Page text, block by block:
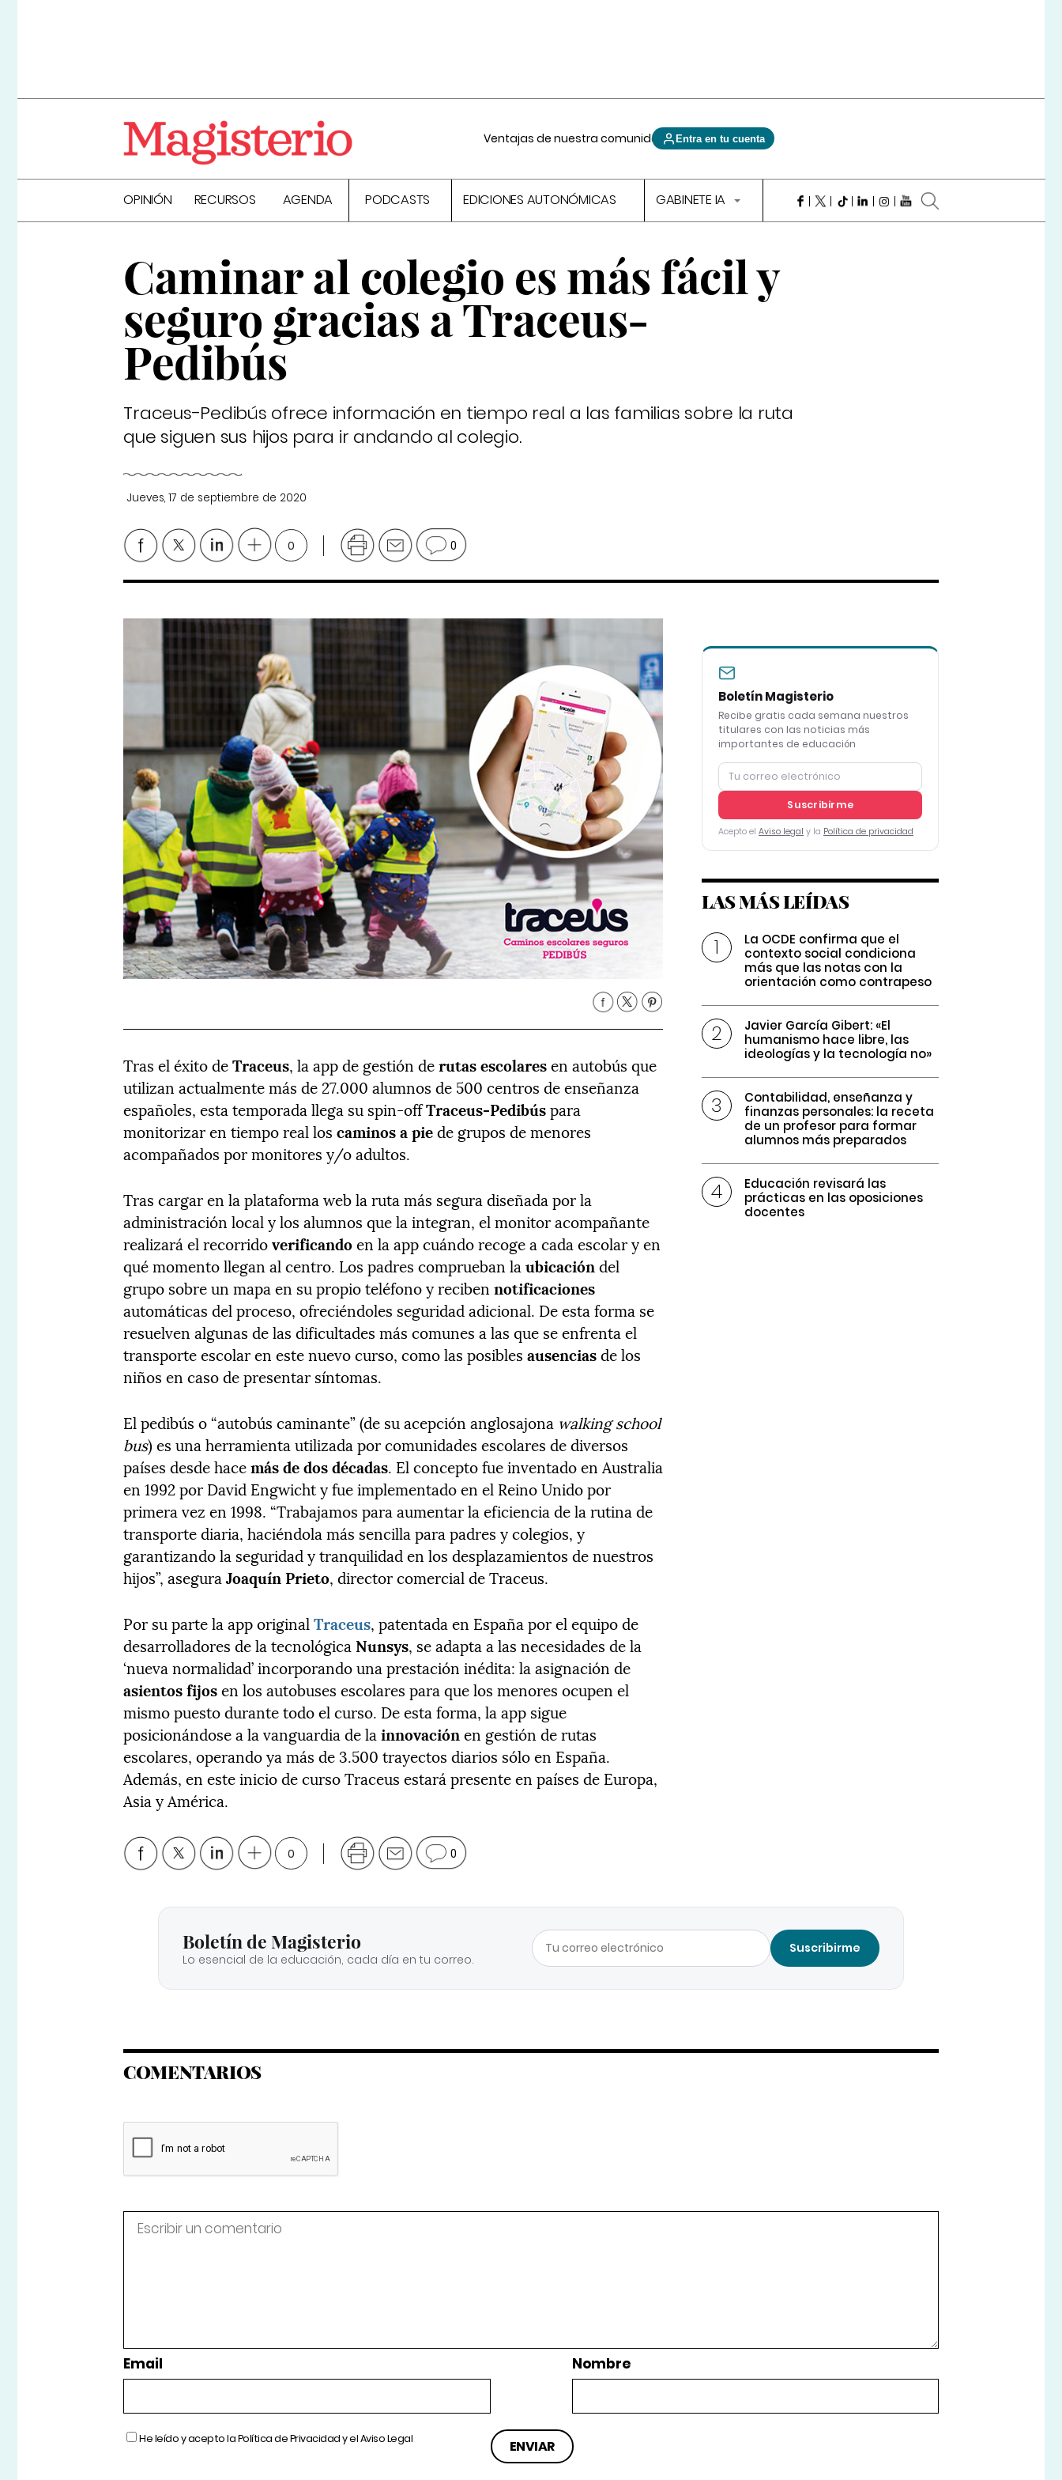
Ventajas de nuestra comunidad Entra en tu cuenta
OPINIÓN RECURSOS AGENDA PODCASTS EDICIONES AUTONÓMICAS GABINETE IA
Caminar al colegio es más fácil y
seguro gracias a Traceus-
Pedibús
Traceus-Pedibús ofrece información en tiempo real a las familias sobre la ruta
que siguen sus hijos para ir andando al colegio.
Jueves, 17 de septiembre de 2020
0 0
Tras el éxito deTraceus, la app de gestión derutas escolaresen autobús que
utilizan actualmente más de 27.000 alumnos de 500 centros de enseñanza
españoles, esta temporada llega su spin-offTraceus-Pedibúspara
monitorizar en tiempo real loscaminos a piede grupos de menores
acompañados por monitores y/o adultos.
Tras cargar en la plataforma web la ruta más segura diseñada por la
administración local y los alumnos que la integran, el monitor acompañante
realizará el recorridoverificandoen la app cuándo recoge a cada escolar y en
qué momento llegan al centro. Los padres comprueban laubicacióndel
grupo sobre un mapa en su propio teléfono y recibennotificaciones
automáticas del proceso, ofreciéndoles seguridad adicional. De esta forma se
resuelven algunas de las dificultades más comunes a las que se enfrenta el
transporte escolar en este nuevo curso, como las posiblesausenciasde los
niños en caso de presentar síntomas.
El pedibús o “autobús caminante” (de su acepción anglosajona walking school
bus) es una herramienta utilizada por comunidades escolares de diversos
países desde hacemás de dos décadas. El concepto fue inventado en Australia
en 1992 por David Engwicht y fue implementado en el Reino Unido por
primera vez en 1998. “Trabajamos para aumentar la eficiencia de la rutina de
transporte diaria, haciéndola más sencilla para padres y colegios, y
garantizando la seguridad y tranquilidad en los desplazamientos de nuestros
hijos”, aseguraJoaquín Prieto, director comercial de Traceus.
Por su parte la app originalTraceus, patentada en España por el equipo de
desarrolladores de la tecnológica Nunsys, se adapta a las necesidades de la
‘nueva normalidad’ incorporando una prestación inédita: la asignación de
asientos fijosen los autobuses escolares para que los menores ocupen el
mismo puesto durante todo el curso. De esta forma, la app sigue
posicionándose a la vanguardia de lainnovaciónen gestión de rutas
escolares, operando ya más de 3.500 trayectos diarios sólo en España.
Además, en este inicio de curso Traceus estará presente en países de Europa,
Asia y América.
0 0
Boletín Magisterio
Recibe gratis cada semana nuestros
titulares con las noticias más
importantes de educación
Suscribirme
Acepto el Aviso legal y la Política de privacidad
LAS MÁS LEÍDAS
La OCDE confirma que el
contexto social condiciona
más que las notas con la
orientación como contrapeso
Javier García Gibert: «El
humanismo hace libre, las
ideologías y la tecnología no»
Contabilidad, enseñanza y
finanzas personales: la receta
de un profesor para formar
alumnos más preparados
Educación revisará las
prácticas en las oposiciones
docentes
Boletín de Magisterio
Lo esencial de la educación, cada día en tu correo.
Suscribirme
COMENTARIOS
Email Nombre
He leído y acepto laPolítica de Privacidady elAviso Legal